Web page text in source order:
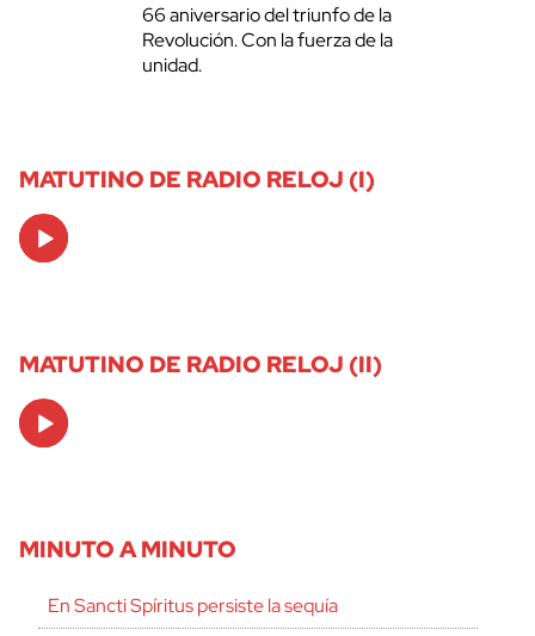
66 aniversario del triunfo de la
Revolución. Con la fuerza de la
unidad.
MATUTINO DE RADIO RELOJ (I)
Audio
Player
MATUTINO DE RADIO RELOJ (II)
Audio
Player
MINUTO A MINUTO
En Sancti Spíritus persiste la sequía